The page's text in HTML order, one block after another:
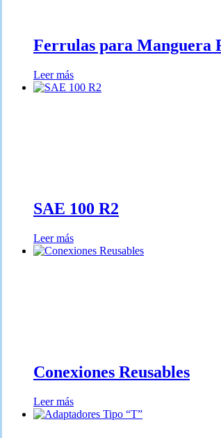
Ferrulas para Manguera
Leer más
SAE 100 R2
Leer más
Conexiones Reusables
Leer más